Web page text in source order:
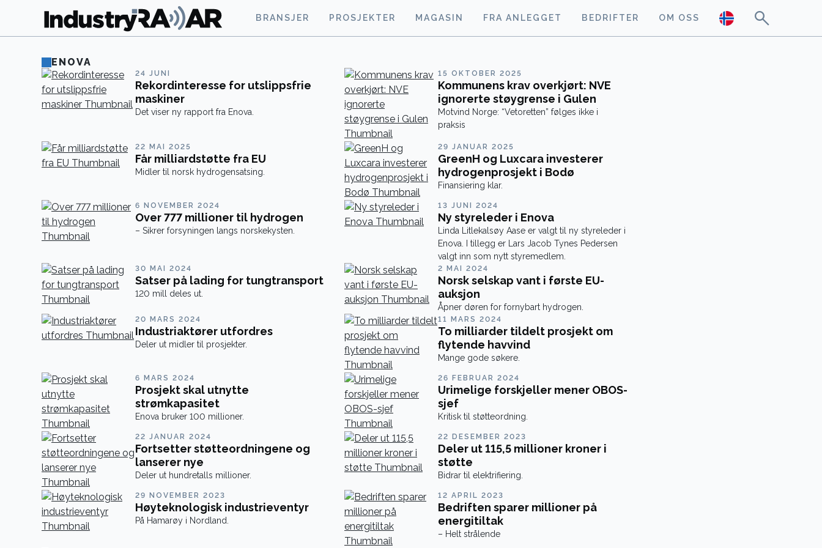
BRANSJER PROSJEKTER MAGASIN FRA ANLEGGET BEDRIFTER OM OSS
ENOVA
24 JUNI
Rekordinteresse for utslippsfrie
maskiner
Det viser ny rapport fra Enova.
15 OKTOBER 2025
Kommunens krav overkjørt: NVE
ignorerte støygrense i Gulen
Motvind Norge: “Vetoretten” følges ikke i
praksis
22 MAI 2025
Får milliardstøtte fra EU
Midler til norsk hydrogensatsing.
29 JANUAR 2025
GreenH og Luxcara investerer
hydrogenprosjekt i Bodø
Finansiering klar.
6 NOVEMBER 2024
Over 777 millioner til hydrogen
– Sikrer forsyningen langs norskekysten.
13 JUNI 2024
Ny styreleder i Enova
Linda Litlekalsøy Aase er valgt til ny styreleder i
Enova. I tillegg er Lars Jacob Tynes Pedersen
valgt inn som nytt styremedlem.
30 MAI 2024
Satser på lading for tungtransport
120 mill deles ut.
2 MAI 2024
Norsk selskap vant i første EU-
auksjon
Åpner døren for fornybart hydrogen.
20 MARS 2024
Industriaktører utfordres
Deler ut midler til prosjekter.
11 MARS 2024
To milliarder tildelt prosjekt om
flytende havvind
Mange gode søkere.
6 MARS 2024
Prosjekt skal utnytte
strømkapasitet
Enova bruker 100 millioner.
26 FEBRUAR 2024
Urimelige forskjeller mener OBOS-
sjef
Kritisk til støtteordning.
22 JANUAR 2024
Fortsetter støtteordningene og
lanserer nye
Deler ut hundretalls millioner.
22 DESEMBER 2023
Deler ut 115,5 millioner kroner i
støtte
Bidrar til elektrifiering.
29 NOVEMBER 2023
Høyteknologisk industrieventyr
På Hamarøy i Nordland.
12 APRIL 2023
Bedriften sparer millioner på
energitiltak
– Helt strålende